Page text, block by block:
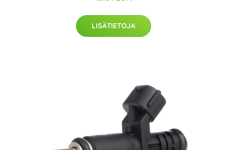
LISÄTIETOJA